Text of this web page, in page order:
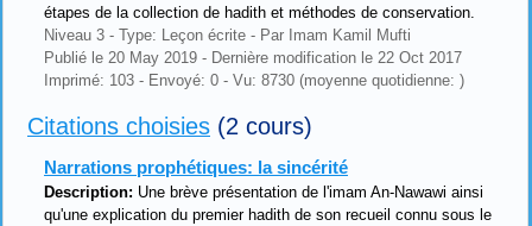
étapes de la collection de hadith et méthodes de conservation.
Niveau 3 - Type: Leçon écrite - Par Imam Kamil Mufti
Publié le 20 May 2019 - Dernière modification le 22 Oct 2017
Imprimé: 103 - Envoyé: 0 - Vu: 8730 (moyenne quotidienne: )
Citations choisies (2 cours)
Narrations prophétiques: la sincérité
Description: Une brève présentation de l'imam An-Nawawi ainsi
qu'une explication du premier hadith de son recueil connu sous le